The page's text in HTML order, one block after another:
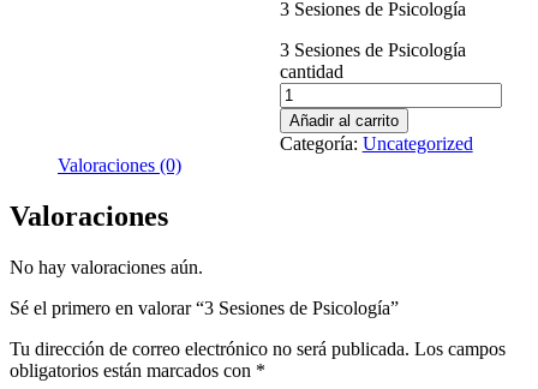
3 Sesiones de Psicología
3 Sesiones de Psicología
cantidad
Añadir al carrito
Categoría: Uncategorized
Valoraciones (0)
Valoraciones
No hay valoraciones aún.
Sé el primero en valorar “3 Sesiones de Psicología”
Tu dirección de correo electrónico no será publicada. Los campos
obligatorios están marcados con *